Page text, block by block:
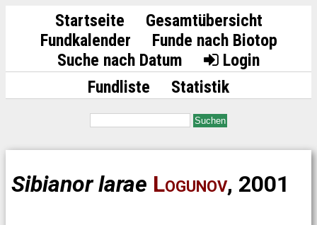
Startseite
Gesamtübersicht
Fundkalender
Funde nach Biotop
Suche nach Datum
Login
Fundliste
Statistik
Suchen
Sibianor larae Logunov, 2001